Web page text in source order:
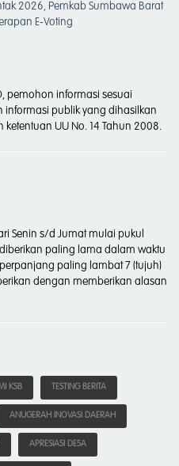
2026, Pemkab Sumbawa Barat
E-Voting
pemohon informasi sesuai
publik yang dihasilkan
ketentuan UU No. 14 Tahun 2008.
Senin s/d Jumat mulai pukul
paling lama dalam waktu
paling lambat 7 (tujuh)
dengan memberikan alasan
KSB TESTING BERITA
ANUGERAH INOVASI DAERAH
APRESIASI DESA